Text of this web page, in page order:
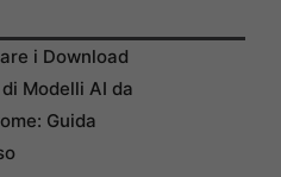
i Download
Modelli AI da
Guida